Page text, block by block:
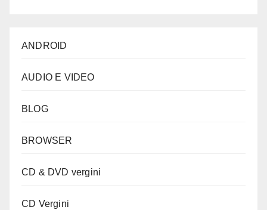
ANDROID
AUDIO E VIDEO
BLOG
BROWSER
CD & DVD vergini
CD Vergini